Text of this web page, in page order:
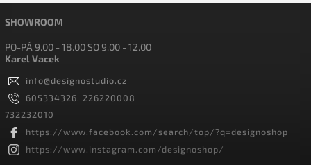
SHOWROOM
PO-PÁ 9.00 - 18.00 SO 9.00 - 12.00
Karel Vacek
info@designostudio.cz
605334326, 226220008
732232010
https://www.facebook.com/search/top/?q=designoshop
https://www.instagram.com/designoshop/